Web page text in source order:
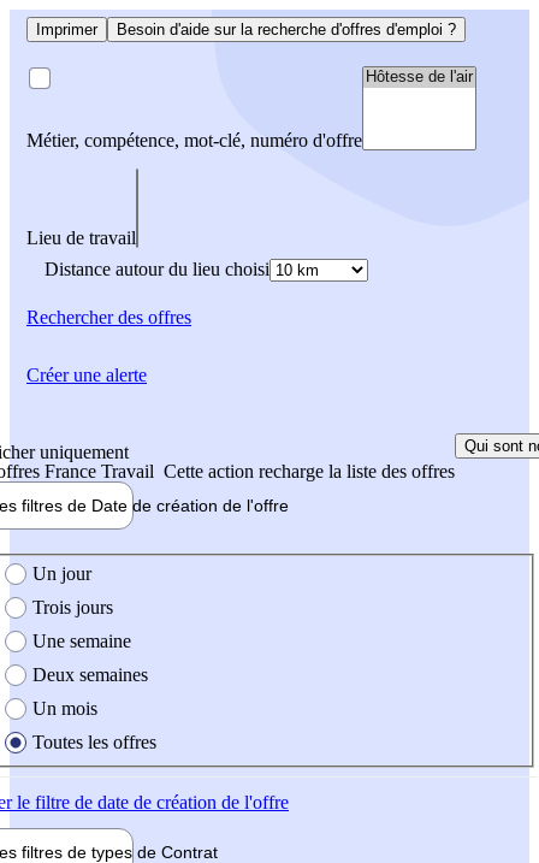
Imprimer Besoin d'aide sur la recherche d'offres d'emploi ?
Métier, compétence, mot-clé, numéro d'offre
Lieu de travail
Distance autour du lieu choisi
Rechercherdes offres
uniquement
France Travail Cette action recharge la liste des offres
Qui sont
filtres de Date de création de l'offre
création de l'offre
Un jour
Trois jours
Une semaine
Deux semaines
Un mois
Toutes les offres
le filtre de date de création de l'offre
filtres de types de Contrat
Créer une alerte